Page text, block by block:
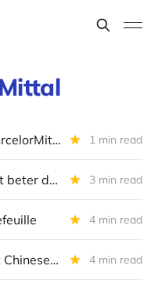
Trade alert: Sipef en ArcelorMittal 1 min read
ArcelorMittal presteert beter dan verwacht 3 min read
4 min read
ArcelorMittal trotseert Chinese overcapaciteit 4 min read